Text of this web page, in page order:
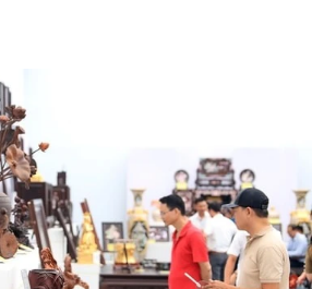
DEPORTES
VIAJES
PUENTE DE AMISTAD
HISTORIAS MULTIMEDIA